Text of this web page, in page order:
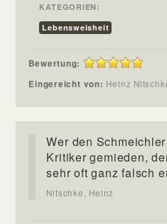
KATEGORIEN:
Lebensweisheit
Bewertung:
Eingereicht von: Heinz
Wer den
Kritiker gemieden,
sehr oft ganz falsch
Nitschke, Heinz